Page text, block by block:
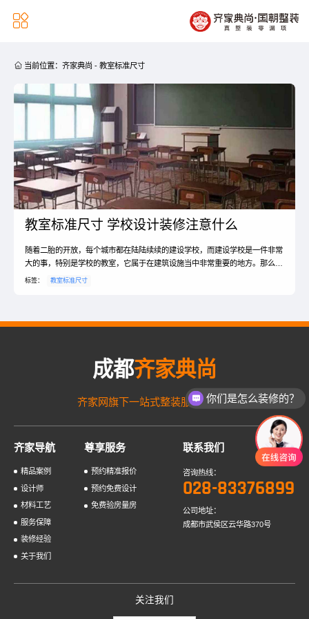

 当前位置： 齐家典尚 - 教室标准尺寸
教室标准尺寸 学校设计装修注意什么
随着二胎的开放，每个城市都在陆陆续续的建设学校，而建设学校是一件非常
大的事，特别是学校的教室，它属于在建筑设施当中非常重要的地方。那么，
教室标准尺寸，学校设计装修注意什么？接下来我们跟着小编一起来看看吧！
标签： 教室标准尺寸
成都齐家典尚
齐家网旗下一站式整装服务品牌！
齐家导航
精品案例
设计师
材料工艺
服务保障
装修经验
关于我们
尊享服务
预约精准报价
预约免费设计
免费验房量房
联系我们
咨询热线：
028-83376899
公司地址：
成都市武侯区云华路370号
关注我们
你们是怎么装修的？